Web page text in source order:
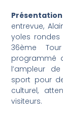
entrevue,
yoles
36ème
programmé
l’ampleur
sport pour
culturel,
visiteurs.